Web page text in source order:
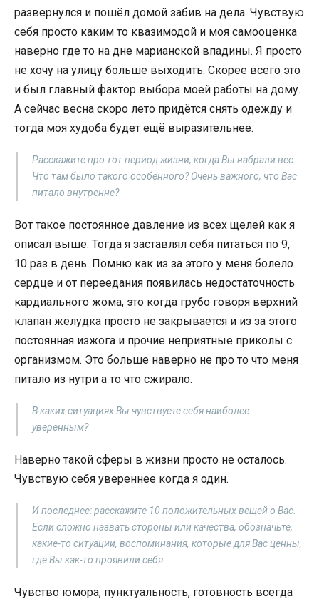
развернулся и пошёл домой забив на дела. Чувствую
себя просто каким то квазимодой и моя самооценка
наверно где то на дне марианской впадины. Я просто
не хочу на улицу больше выходить. Скорее всего это
и был главный фактор выбора моей работы на дому.
А сейчас весна скоро лето придётся снять одежду и
тогда моя худоба будет ещё выразительнее.
Расскажите про тот период жизни, когда Вы набрали вес.
Что там было такого особенного? Очень важного, что Вас
питало внутренне?
Вот такое постоянное давление из всех щелей как я
описал выше. Тогда я заставлял себя питаться по 9,
10 раз в день. Помню как из за этого у меня болело
сердце и от переедания появилась недостаточность
кардиального жома, это когда грубо говоря верхний
клапан желудка просто не закрывается и из за этого
постоянная изжога и прочие неприятные приколы с
организмом. Это больше наверно не про то что меня
питало из нутри а то что сжирало.
В каких ситуациях Вы чувствуете себя наиболее
уверенным?
Наверно такой сферы в жизни просто не осталось.
Чувствую себя увереннее когда я один.
И последнее: расскажите 10 положительных вещей о Вас.
Если сложно назвать стороны или качества, обозначьте,
какие-то ситуации, воспоминания, которые для Вас ценны,
где Вы как-то проявили себя.
Чувство юмора, пунктуальность, готовность всегда